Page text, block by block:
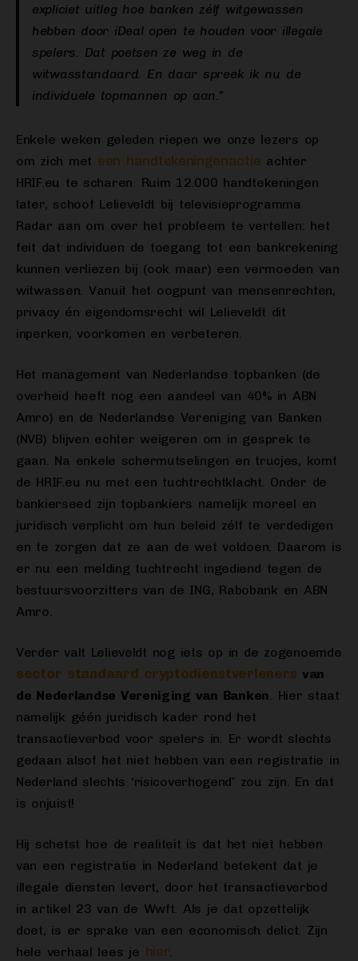
expliciet uitleg hoe banken zélf witgewassen
hebben door iDeal open te houden voor illegale
spelers. Dat poetsen ze weg in de
witwasstandaard. En daar spreek ik nu de
individuele topmannen op aan.”
Enkele weken geleden riepen we onze lezers op
om zich met een handtekeningenactie achter
HRIF.eu te scharen. Ruim 12.000 handtekeningen
later, schoof Lelieveldt bij televisieprogramma
Radar aan om over het probleem te vertellen: het
feit dat individuen de toegang tot een bankrekening
kunnen verliezen bij (ook maar) een vermoeden van
witwassen. Vanuit het oogpunt van mensenrechten,
privacy én eigendomsrecht wil Lelieveldt dit
inperken, voorkomen en verbeteren.
Het management van Nederlandse topbanken (de
overheid heeft nog een aandeel van 40% in ABN
Amro) en de Nederlandse Vereniging van Banken
(NVB) blijven echter weigeren om in gesprek te
gaan. Na enkele schermutselingen en trucjes, komt
de HRIF.eu nu met een tuchtrechtklacht. Onder de
bankierseed zijn topbankiers namelijk moreel en
juridisch verplicht om hun beleid zélf te verdedigen
en te zorgen dat ze aan de wet voldoen. Daarom is
er nu een melding tuchtrecht ingediend tegen de
bestuursvoorzitters van de ING, Rabobank en ABN
Amro.
Verder valt Lelieveldt nog iets op in de zogenoemde
sector standaard cryptodienstverleners van
de Nederlandse Vereniging van Banken. Hier staat
namelijk géén juridisch kader rond het
transactieverbod voor spelers in. Er wordt slechts
gedaan alsof het niet hebben van een registratie in
Nederland slechts ‘risicoverhogend’ zou zijn. En dat
is onjuist!
Hij schetst hoe de realiteit is dat het niet hebben
van een registratie in Nederland betekent dat je
illegale diensten levert, door het transactieverbod
in artikel 23 van de Wwft. Als je dat opzettelijk
doet, is er sprake van een economisch delict. Zijn
hele verhaal lees je hier.